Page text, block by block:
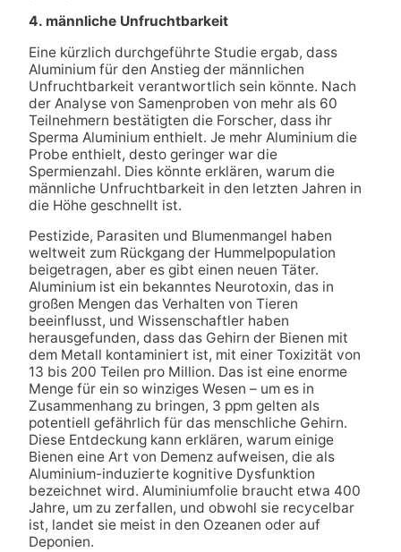
4. männliche Unfruchtbarkeit
Eine kürzlich durchgeführte Studie ergab, dass
Aluminium für den Anstieg der männlichen
Unfruchtbarkeit verantwortlich sein könnte. Nach
der Analyse von Samenproben von mehr als 60
Teilnehmern bestätigten die Forscher, dass ihr
Sperma Aluminium enthielt. Je mehr Aluminium die
Probe enthielt, desto geringer war die
Spermienzahl. Dies könnte erklären, warum die
männliche Unfruchtbarkeit in den letzten Jahren in
die Höhe geschnellt ist.
Pestizide, Parasiten und Blumenmangel haben
weltweit zum Rückgang der Hummelpopulation
beigetragen, aber es gibt einen neuen Täter.
Aluminium ist ein bekanntes Neurotoxin, das in
großen Mengen das Verhalten von Tieren
beeinflusst, und Wissenschaftler haben
herausgefunden, dass das Gehirn der Bienen mit
dem Metall kontaminiert ist, mit einer Toxizität von
13 bis 200 Teilen pro Million. Das ist eine enorme
Menge für ein so winziges Wesen – um es in
Zusammenhang zu bringen, 3 ppm gelten als
potentiell gefährlich für das menschliche Gehirn.
Diese Entdeckung kann erklären, warum einige
Bienen eine Art von Demenz aufweisen, die als
Aluminium-induzierte kognitive Dysfunktion
bezeichnet wird. Aluminiumfolie braucht etwa 400
Jahre, um zu zerfallen, und obwohl sie recycelbar
ist, landet sie meist in den Ozeanen oder auf
Deponien.